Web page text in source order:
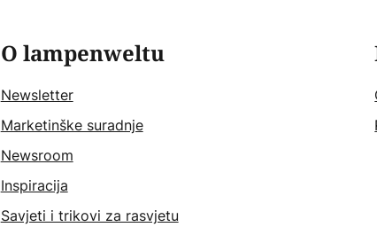
O lampenweltu
Newsletter
Marketinške suradnje
Newsroom
Inspiracija
Savjeti i trikovi za rasvjetu